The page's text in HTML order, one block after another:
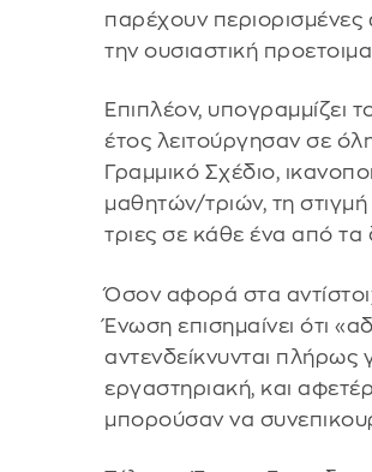
παρέχουν
την ουσιαστική
Επιπλέον, υπογραμμίζει
έτος λειτούργησαν σε
Γραμμικό Σχέδιο,
μαθητών/τριών, τη
τριες σε κάθε ένα από
Όσον αφορά στα
Ένωση επισημαίνει ότι
αντενδείκνυνται πλήρως
εργαστηριακή, και
μπορούσαν να